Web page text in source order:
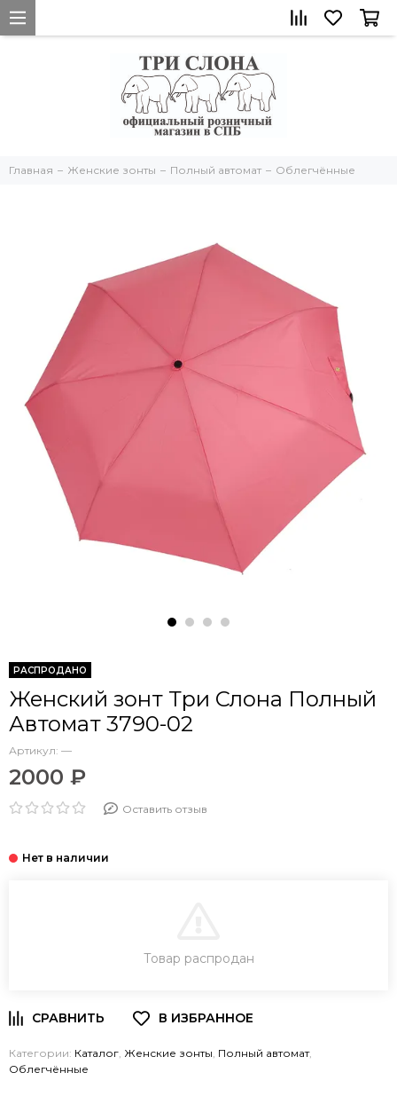
Главная Женские зонты Полный автомат Облегчённые
РАСПРОДАНО
Женский зонт Три Слона Полный
Автомат 3790-02
Артикул: —
2000 ₽
Оставить отзыв
Товар распродан
Категории: Каталог, Женские зонты, Полный автомат,
Облегчённые